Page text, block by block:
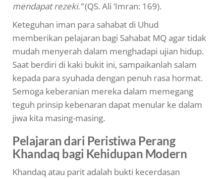
mendapat rezeki.”(QS. Ali ‘Imran: 169).
Keteguhan iman para sahabat di Uhud
memberikan pelajaran bagi Sahabat MQ agar tidak
mudah menyerah dalam menghadapi ujian hidup.
Saat berdiri di kaki bukit ini, sampaikanlah salam
kepada para syuhada dengan penuh rasa hormat.
Semoga keberanian mereka dalam memegang
teguh prinsip kebenaran dapat menular ke dalam
jiwa kita masing-masing.
Pelajaran dari Peristiwa Perang
Khandaq bagi Kehidupan Modern
Khandaq atau parit adalah bukti kecerdasan